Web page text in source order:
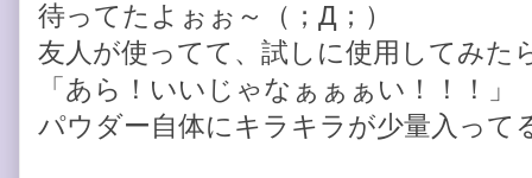
待ってたよぉぉ～（；Д；）
友人が使ってて、試しに使用してみた
「あら！いいじゃなぁぁぁい！！！」
パウダー自体にキラキラが少量入って